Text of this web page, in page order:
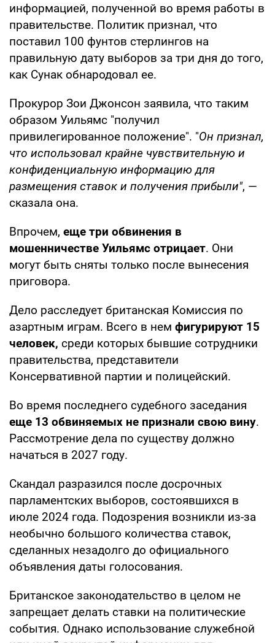
информацией, полученной во время работы в
правительстве. Политик признал, что
поставил 100 фунтов стерлингов на
правильную дату выборов за три дня до того,
как Сунак обнародовал ее.
Прокурор Зои Джонсон заявила, что таким
образом Уильямс "получил
привилегированное положение". "Он признал,
что использовал крайне чувствительную и
конфиденциальную информацию для
размещения ставок и получения прибыли", —
сказала она.
Впрочем, еще три обвинения в
мошенничестве Уильямс отрицает. Они
могут быть сняты только после вынесения
приговора.
Дело расследует британская Комиссия по
азартным играм. Всего в нем фигурируют 15
человек, среди которых бывшие сотрудники
правительства, представители
Консервативной партии и полицейский.
Во время последнего судебного заседания
еще 13 обвиняемых не признали свою вину.
Рассмотрение дела по существу должно
начаться в 2027 году.
Скандал разразился после досрочных
парламентских выборов, состоявшихся в
июле 2024 года. Подозрения возникли из-за
необычно большого количества ставок,
сделанных незадолго до официального
объявления даты голосования.
Британское законодательство в целом не
запрещает делать ставки на политические
события. Однако использование служебной